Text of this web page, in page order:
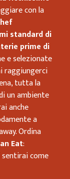
con la
standard di
prime di
e selezionate
raggiungerci
tutta la
un ambiente
anche
a
Ordina
Eat:
sentirai come